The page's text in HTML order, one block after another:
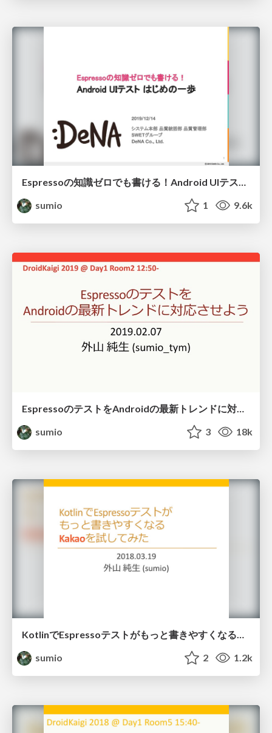
Espressoの知識ゼロでも書ける！Android UIテストはじめの一歩 / The First Step of Android UI Testing
sumio
1 9.6k
sumio
3 18k
KotlinでEspressoテストがもっと書きやすくなるKakaoを試してみた / Trying Kakao which makes Espresso test easier to write
sumio
2 1.2k